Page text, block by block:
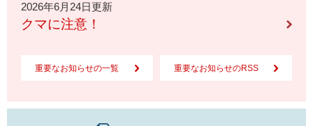
2026年6月24日更新
クマに注意！
重要なお知らせの一覧 重要なお知らせのRSS